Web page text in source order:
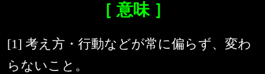
［ 意味 ］
[1] 考え方・行動などが常に偏らず、変わ
らないこと。